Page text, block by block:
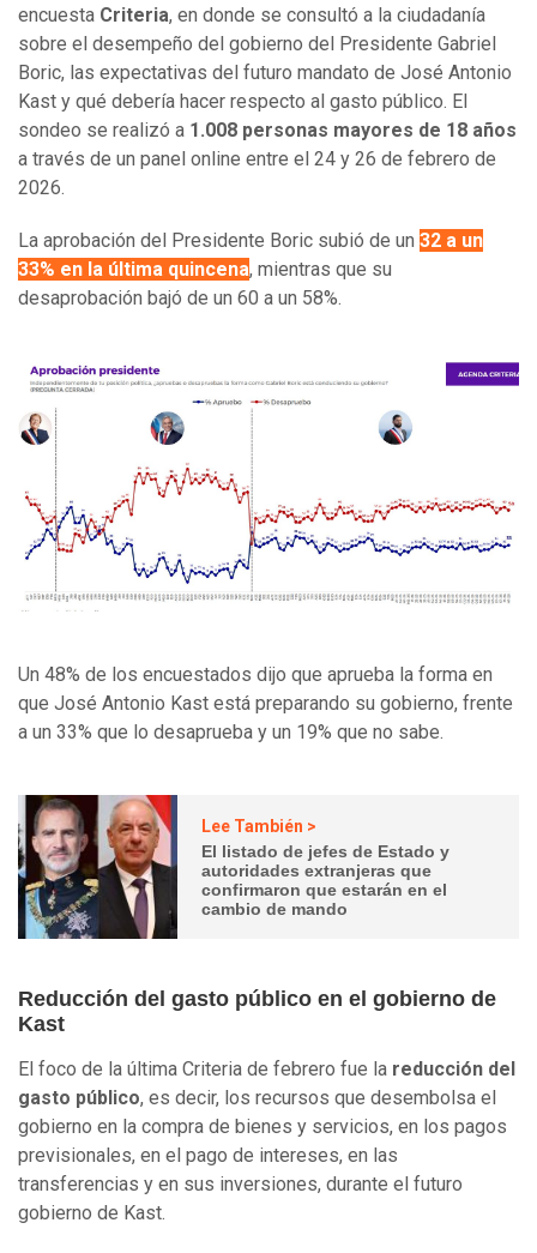
encuesta Criteria, en donde se consultó a la ciudadanía
sobre el desempeño del gobierno del Presidente Gabriel
Boric, las expectativas del futuro mandato de José Antonio
Kast y qué debería hacer respecto al gasto público. El
sondeo se realizó a 1.008 personas mayores de 18 años
a través de un panel online entre el 24 y 26 de febrero de
2026.
La aprobación del Presidente Boric subió de un 32 a un
33% en la última quincena, mientras que su
desaprobación bajó de un 60 a un 58%.
Un 48% de los encuestados dijo que aprueba la forma en
que José Antonio Kast está preparando su gobierno, frente
a un 33% que lo desaprueba y un 19% que no sabe.
Lee También >
El listado de jefes de Estado y
autoridades extranjeras que
confirmaron que estarán en el
cambio de mando
Reducción del gasto público en el gobierno de
Kast
El foco de la última Criteria de febrero fue la reducción del
gasto público, es decir, los recursos que desembolsa el
gobierno en la compra de bienes y servicios, en los pagos
previsionales, en el pago de intereses, en las
transferencias y en sus inversiones, durante el futuro
gobierno de Kast.